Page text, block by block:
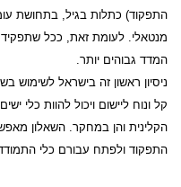
התפקוד) כתלות בגיל, בתחושת
מנטאלי. לעומת זאת, ככל
המדד גבוהים יותר.
ניסיון ראשון זה בישראל לשימוש
קל ונוח ליישום ויכול להוות כלי
הקלינית והן במחקר. השאלון
התפקוד ולפתח עבורם כלי